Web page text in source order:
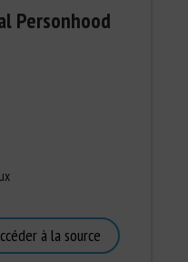
Personhood
à la source